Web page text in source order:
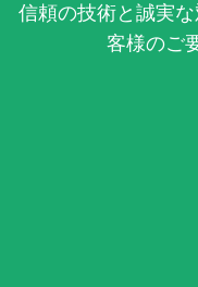
信頼の技術と誠実
客様のご